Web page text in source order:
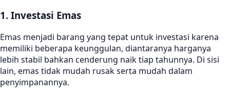
1. Investasi Emas
Emas menjadi barang yang tepat untuk investasi karena
memiliki beberapa keunggulan, diantaranya harganya
lebih stabil bahkan cenderung naik tiap tahunnya. Di sisi
lain, emas tidak mudah rusak serta mudah dalam
penyimpanannya.